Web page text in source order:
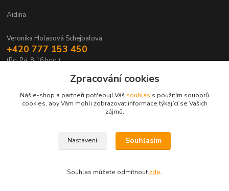
Aidina
Veronika Holasová Schejbalová
+420 777 153 450
(Po-Pá, 8-16 hod.)
eshop@aidina.cz
Upravit sběr cookies.
Zpracování cookies
Náš e-shop a partneři potřebují Váš souhlas s použitím souborů
cookies, aby Vám mohli zobrazovat informace týkající se Vašich
zájmů.
Nastavení Souhlasím
Souhlas můžete odmítnout zde.